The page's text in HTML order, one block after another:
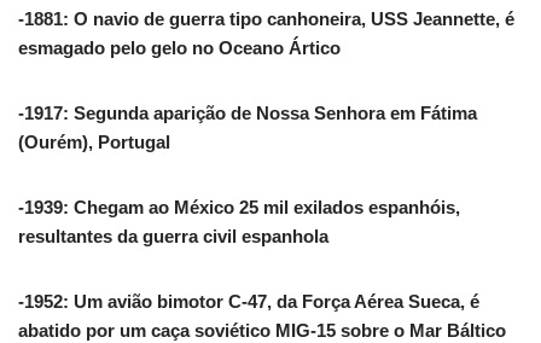
-1881: O navio de guerra tipo canhoneira, USS Jeannette, é
esmagado pelo gelo no Oceano Ártico
-1917: Segunda aparição de Nossa Senhora em Fátima
(Ourém), Portugal
-1939: Chegam ao México 25 mil exilados espanhóis,
resultantes da guerra civil espanhola
-1952: Um avião bimotor C-47, da Força Aérea Sueca, é
abatido por um caça soviético MIG-15 sobre o Mar Báltico